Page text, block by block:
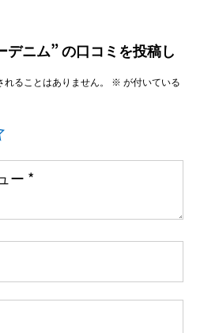
デニム” の口コミを投稿し
ることはありません。 ※ が付いている